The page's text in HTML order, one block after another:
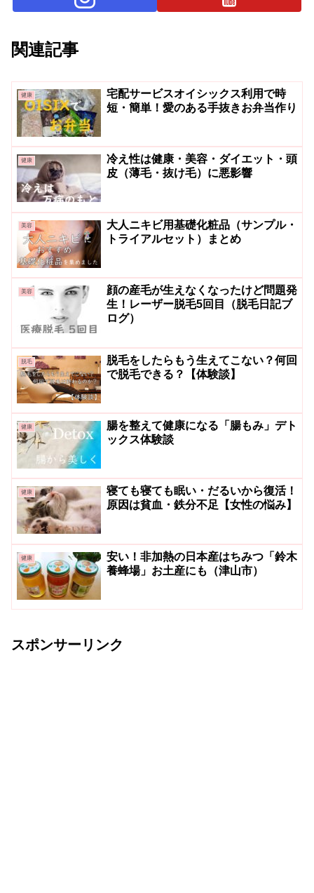
関連記事
健康
宅配サービスオイシックス利用で時
短・簡単！愛のある手抜きお弁当作り
健康
冷え性は健康・美容・ダイエット・頭
皮（薄毛・抜け毛）に悪影響
美容
大人ニキビ用基礎化粧品（サンプル・
トライアルセット）まとめ
美容
顔の産毛が生えなくなったけど問題発
生！レーザー脱毛5回目（脱毛日記ブ
ログ）
脱毛
脱毛をしたらもう生えてこない？何回
で脱毛できる？【体験談】
健康
腸を整えて健康になる「腸もみ」デト
ックス体験談
健康
寝ても寝ても眠い・だるいから復活！
原因は貧血・鉄分不足【女性の悩み】
健康
安い！非加熱の日本産はちみつ「鈴木
養蜂場」お土産にも（津山市）
スポンサーリンク